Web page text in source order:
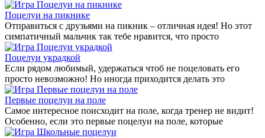
Поцелуи на пикнике
Отправиться с друзьями на пикник – отличная идея! Но этот
симпатичный мальчик так тебе нравится, что просто
Поцелуи украдкой
Если рядом любимый, удержаться чтоб не поцеловать его
просто невозможно! Но иногда приходится делать это
Первые поцелуи на поле
Самое интересное поисходит на поле, когда тренер не видит!
Особенно, если это первые поцелуи на поле, которые